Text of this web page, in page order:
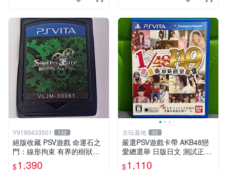
Y9199433501 132
絕版收藏 PSV遊戲 命運石之
門：線形拘束 有界的樹狀圖
日版 VLJM-30061
$1,390
古玩基地 32
嚴選PSV遊戲卡帶 AKB48戀
愛總選舉 日版日文 測試正常
游戲卡帶 磨痕 壓痕 成色圖
$1,110